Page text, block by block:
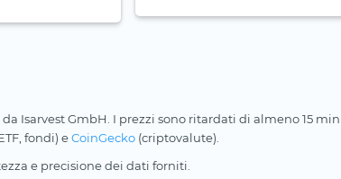
Isarvest GmbH. I prezzi sono ritardati di almeno 15
fondi) eCoinGecko (criptovalute).
e precisione dei dati forniti.